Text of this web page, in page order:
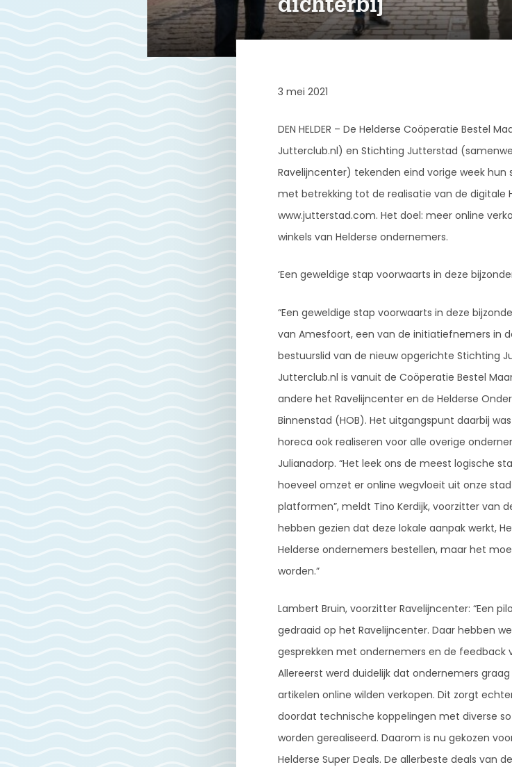
dichterbij
3 mei 2021
DEN HELDER – De Helderse Coöperatie Bestel
Jutterclub.nl) en Stichting Jutterstad
Ravelijncenter) tekenden eind vorige week
met betrekking tot de realisatie van de digitale
www.jutterstad.com. Het doel: meer online
winkels van Helderse ondernemers.
‘Een geweldige stap voorwaarts in deze
“Een geweldige stap voorwaarts in deze
van Amesfoort, een van de initiatiefnemers in
bestuurslid van de nieuw opgerichte Stichting
Jutterclub.nl is vanuit de Coöperatie Bestel
andere het Ravelijncenter en de Helderse
Binnenstad (HOB). Het uitgangspunt daarbij
horeca ook realiseren voor alle overige
Julianadorp. “Het leek ons de meest logische
hoeveel omzet er online wegvloeit uit onze
platformen”, meldt Tino Kerdijk, voorzitter van
hebben gezien dat deze lokale aanpak werkt,
Helderse ondernemers bestellen, maar het
worden.”
Lambert Bruin, voorzitter Ravelijncenter: “Een
gedraaid op het Ravelijncenter. Daar hebben
gesprekken met ondernemers en de feedback
Allereerst werd duidelijk dat ondernemers
artikelen online wilden verkopen. Dit zorgt
doordat technische koppelingen met diverse
worden gerealiseerd. Daarom is nu gekozen
Helderse Super Deals. De allerbeste deals van